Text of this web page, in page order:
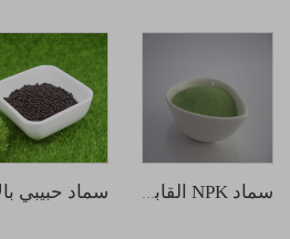
سماد NPK القابل للذوبان في الماء 30-10-10